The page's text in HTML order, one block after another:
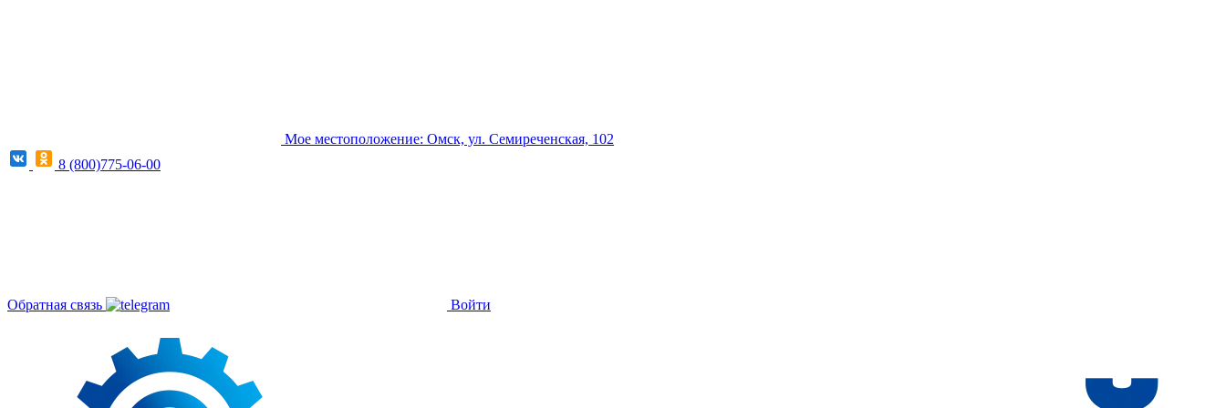
Мое местоположение: Омск, ул. Семиреченская, 102
8 (800)775-06-00
Обратная связь Войти